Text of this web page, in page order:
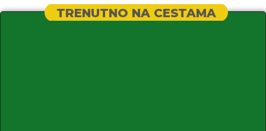
TRENUTNO NA CESTAMA